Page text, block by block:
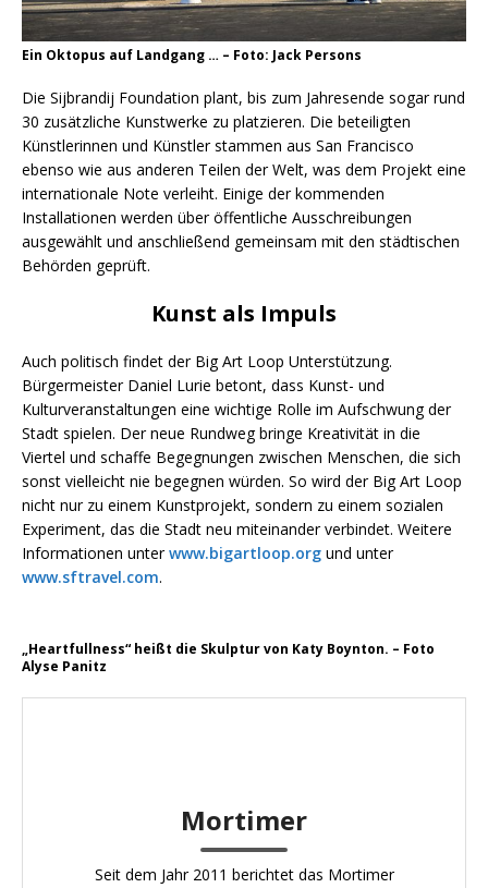
Ein Oktopus auf Landgang … – Foto: Jack Persons
Die Sijbrandij Foundation plant, bis zum Jahresende sogar rund
30 zusätzliche Kunstwerke zu platzieren. Die beteiligten
Künstlerinnen und Künstler stammen aus San Francisco
ebenso wie aus anderen Teilen der Welt, was dem Projekt eine
internationale Note verleiht. Einige der kommenden
Installationen werden über öffentliche Ausschreibungen
ausgewählt und anschließend gemeinsam mit den städtischen
Behörden geprüft.
Kunst als Impuls
Auch politisch findet der Big Art Loop Unterstützung.
Bürgermeister Daniel Lurie betont, dass Kunst- und
Kulturveranstaltungen eine wichtige Rolle im Aufschwung der
Stadt spielen. Der neue Rundweg bringe Kreativität in die
Viertel und schaffe Begegnungen zwischen Menschen, die sich
sonst vielleicht nie begegnen würden. So wird der Big Art Loop
nicht nur zu einem Kunstprojekt, sondern zu einem sozialen
Experiment, das die Stadt neu miteinander verbindet. Weitere
Informationen unterwww.bigartloop.org und unter
www.sftravel.com.
„Heartfullness“ heißt die Skulptur von Katy Boynton. – Foto
Alyse Panitz
Mortimer
Seit dem Jahr 2011 berichtet das Mortimer